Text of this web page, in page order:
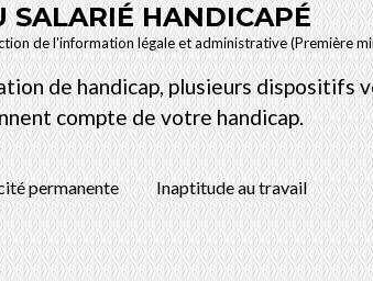
SALARIÉ HANDICAPÉ
de l'information légale et administrative (Première
de handicap, plusieurs
compte de votre handicap.
permanente Inaptitude au travail